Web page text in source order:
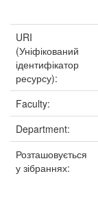
URI
(Уніфікований
ідентифікатор
ресурсу):
Faculty:
Department:
Розташовується
у зібраннях: